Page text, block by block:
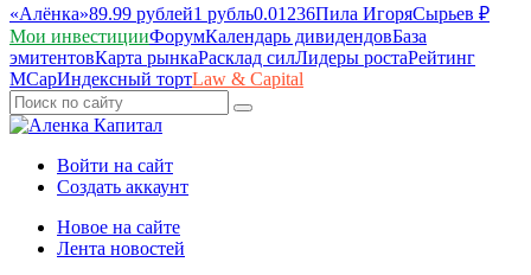
«Алёнка»89.99 рублей1 рубль0.01236Пила ИгоряСырьев ₽
Мои инвестицииФорумКалендарь дивидендовБаза
эмитентовКарта рынкаРасклад силЛидеры ростаРейтинг
MCapИндексный тортLaw & Capital
Войти на сайт
Создать аккаунт
Новое на сайте
Лента новостей